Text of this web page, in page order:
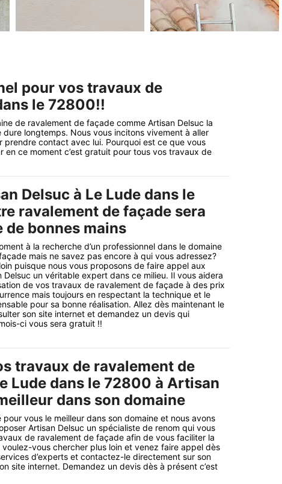
pour vos travaux de
le 72800!!
de ravalement de façade comme Artisan Delsuc la
longtemps. Nous vous incitons vivement à aller
prendre contact avec lui. Pourquoi est ce que vous
ce moment c’est gratuit pour tous vos travaux de
Delsuc à Le Lude dans le
ravalement de façade sera
de bonnes mains
à la recherche d’un professionnel dans le domaine
mais ne savez pas encore à qui vous adressez?
puisque nous vous proposons de faire appel aux
Delsuc un véritable expert dans ce milieu. Il vous aidera
de vos travaux de ravalement de façade à des prix
mais toujours en respectant la technique et le
pour sa bonne réalisation. Allez dès maintenant le
son site internet et demandez un devis qui
ci vous sera gratuit !!
travaux de ravalement de
Lude dans le 72800 à Artisan
dans son domaine
vous le meilleur dans son domaine et nous avons
Artisan Delsuc un spécialiste de renom qui vous
de ravalement de façade afin de vous faciliter la
voulez-vous chercher plus loin et venez faire appel dès
d’experts et contactez-le directement sur son
site internet. Demandez un devis dès à présent c’est